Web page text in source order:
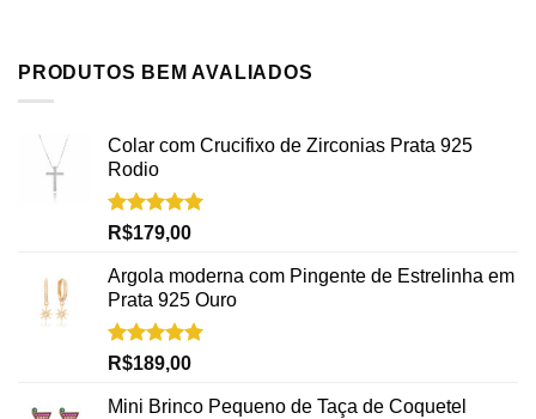
PRODUTOS BEM AVALIADOS
Colar com Crucifixo de Zirconias Prata 925
Rodio
Avaliação
R$179,00
Argola moderna com Pingente de Estrelinha em
Prata 925 Ouro
Avaliação
R$189,00
Mini Brinco Pequeno de Taça de Coquetel